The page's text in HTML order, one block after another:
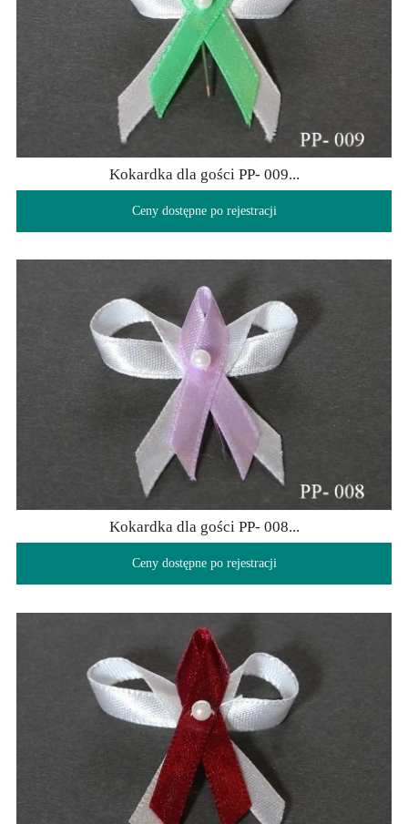
Kokardka dla gości PP- 009...
Ceny dostępne po rejestracji
Kokardka dla gości PP- 008...
Ceny dostępne po rejestracji